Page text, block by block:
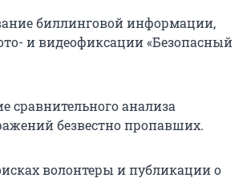
биллинговой информации,
и видеофиксации «Безопасный
сравнительного анализа
безвестно пропавших.
волонтеры и публикации о